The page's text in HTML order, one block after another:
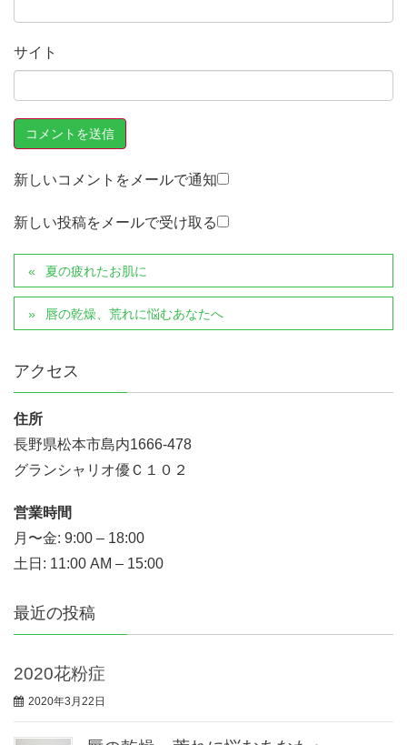
サイト
新しいコメントをメールで通知
新しい投稿をメールで受け取る
夏の疲れたお肌に
唇の乾燥、荒れに悩むあなたへ
アクセス
住所
長野県松本市島内1666-478
グランシャリオ優Ｃ１０２
営業時間
月〜金: 9:00 – 18:00
土日: 11:00 AM – 15:00
最近の投稿
2020花粉症
2020年3月22日